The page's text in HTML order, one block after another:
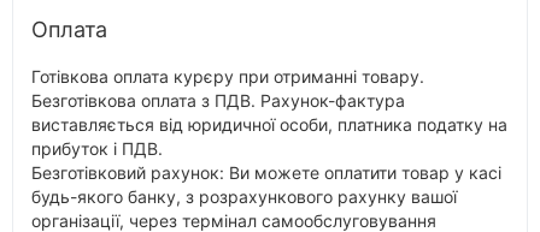
Оплата
Готівкова оплата курєру при отриманні товару.
Безготівкова оплата з ПДВ. Рахунок-фактура
виставляється від юридичної особи, платника податку на
прибуток і ПДВ.
Безготівковий рахунок: Ви можете оплатити товар у касі
будь-якого банку, з розрахункового рахунку вашої
організації, через термінал самообслуговування